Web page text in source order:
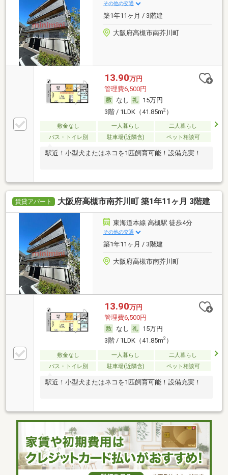
その他の交通
築1年11ヶ月 / 3階建
大阪府高槻市南芥川町
13.90万円
管理費6,500円
なし
15万円
3階 / 1LDK（41.85m2）
敷金なし 一人暮らし
二人暮らし
バス・トイレ別
駐車場(近隣含) ペット相談可
駅近！小型犬またはネコを1匹飼育可能！設備充実！
賃貸アパート 大阪府高槻市南芥川町 築1年11ヶ月 3階建
東海道本線 高槻駅 徒歩4分
その他の交通
築1年11ヶ月 / 3階建
大阪府高槻市南芥川町
13.90万円
管理費6,500円
なし
15万円
3階 / 1LDK（41.85m2）
敷金なし 一人暮らし
二人暮らし
バス・トイレ別
駐車場(近隣含) ペット相談可
駅近！小型犬またはネコを1匹飼育可能！設備充実！